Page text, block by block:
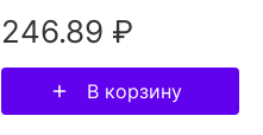
246.89 ₽
В корзину